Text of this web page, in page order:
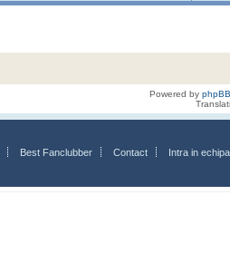
Powered by phpBB
Best Fanclubber Contact Intra in